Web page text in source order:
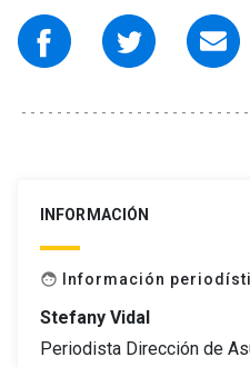
INFORMACIÓN
face Información
Stefany Vidal
Periodista Dirección de